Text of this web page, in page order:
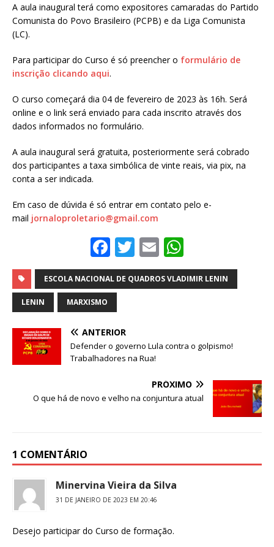
o p
A aula inaugural terá como expositores camaradas do Partido
Comunista do Povo Brasileiro (PCPB) e da Liga Comunista
(LC).
Para participar do Curso é só preencher o formulário de
inscrição clicando aqui.
O curso começará dia 04 de fevereiro de 2023 às 16h. Será
online e o link será enviado para cada inscrito através dos
dados informados no formulário.
A aula inaugural será gratuita, posteriormente será cobrado
dos participantes a taxa simbólica de vinte reais, via pix, na
conta a ser indicada.
Em caso de dúvida é só entrar em contato pelo e-
mail jornaloproletario@gmail.com
F
a
c
e
b
o
o
T
w
it
E
m
ai
h
at
p
ESCOLA NACIONAL DE QUADROS VLADIMIR LENIN
LENIN MARXISMO
ANTERIOR
Defender o governo Lula contra o golpismo!
Trabalhadores na Rua!
PRÓXIMO
O que há de novo e velho na conjuntura atual
1 COMENTÁRIO
Minervina Vieira da Silva
31 DE JANEIRO DE 2023 EM 20:46
Desejo participar do Curso de formação.